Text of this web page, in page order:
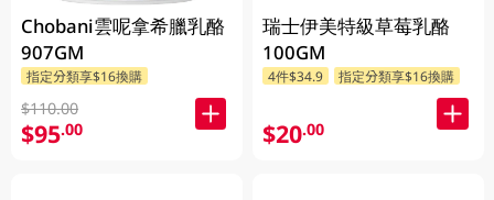
Chobani雲呢拿希臘乳酪
907GM
指定分類享$16換購
$110.00
$95.00
瑞士伊美特級草莓乳酪
100GM
4件$34.9 指定分類享$16換購
$20.00